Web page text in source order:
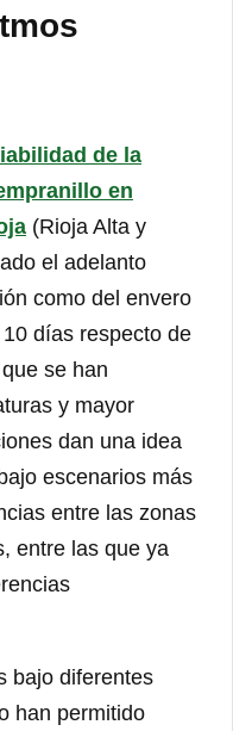
de la
en
(Rioja Alta y
el adelanto
como del envero
días respecto de
se han
y mayor
dan una idea
escenarios más
entre las zonas
entre las que ya
bajo diferentes
han permitido